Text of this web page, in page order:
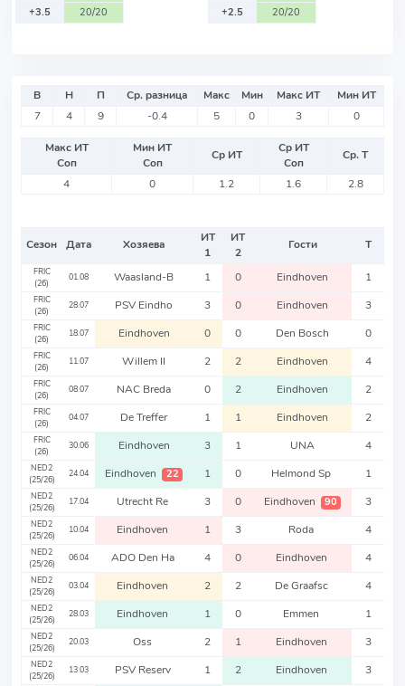
+3.5
20/20
+2.5
20/20
В Н П Ср. разница Макс Мин Макс ИТ
Мин ИТ
7
4 9 -0.4 5 0 3 0
Макс ИТ
Соп
Мин ИТ
Соп
Ср ИТ
Ср ИТ
Соп
Ср. Т
4
0 1.2 1.6 2.8
Сезон Дата Хозяева
ИТ
1
ИТ
2
Гости Т
FRIC
(26)
01.08 Waasland-B 1 0 Eindhoven 1
FRIC
(26)
28.07 PSV Eindho 3 0 Eindhoven 3
FRIC
(26)
18.07 Eindhoven 0 0 Den Bosch 0
FRIC
(26)
11.07 Willem II 2 2 Eindhoven 4
FRIC
(26)
08.07 NAC Breda 0 2 Eindhoven 2
FRIC
(26)
04.07 De Treffer 1 1 Eindhoven 2
FRIC
(26)
30.06 Eindhoven 3 1 UNA 4
NED2
(25/26)
24.04 Eindhoven 22 1 0 Helmond Sp 1
NED2
(25/26)
17.04 Utrecht Re 3 0 Eindhoven 90 3
NED2
(25/26)
10.04 Eindhoven 1 3 Roda 4
NED2
(25/26)
06.04 ADO Den Ha 4 0 Eindhoven 4
NED2
(25/26)
03.04 Eindhoven 2 2 De Graafsc 4
NED2
(25/26)
28.03 Eindhoven 1 0 Emmen 1
NED2
(25/26)
20.03 Oss 2 1 Eindhoven 3
NED2
(25/26)
13.03 PSV Reserv 1 2 Eindhoven 3